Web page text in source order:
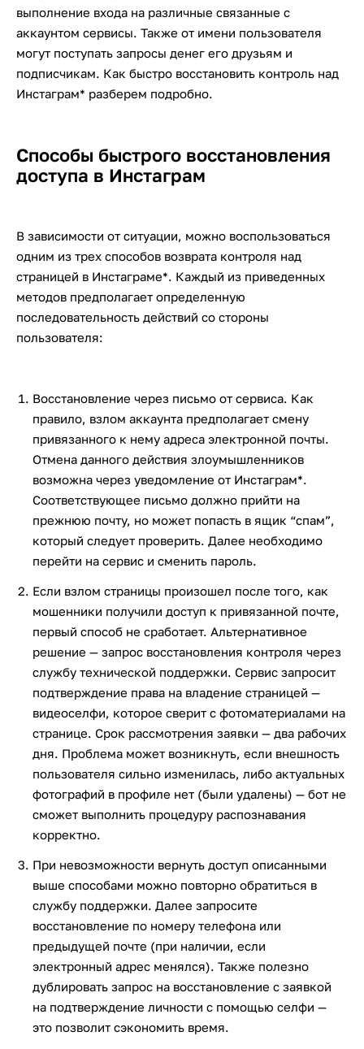
выполнение входа на различные связанные с
аккаунтом сервисы. Также от имени пользователя
могут поступать запросы денег его друзьям и
подписчикам. Как быстро восстановить контроль над
Инстаграм* разберем подробно.
Способы быстрого восстановления
доступа в Инстаграм
В зависимости от ситуации, можно воспользоваться
одним из трех способов возврата контроля над
страницей в Инстаграме*. Каждый из приведенных
методов предполагает определенную
последовательность действий со стороны
пользователя:
Восстановление через письмо от сервиса. Как
правило, взлом аккаунта предполагает смену
привязанного к нему адреса электронной почты.
Отмена данного действия злоумышленников
возможна через уведомление от Инстаграм*.
Соответствующее письмо должно прийти на
прежнюю почту, но может попасть в ящик “спам”,
который следует проверить. Далее необходимо
перейти на сервис и сменить пароль.
Если взлом страницы произошел после того, как
мошенники получили доступ к привязанной почте,
первый способ не сработает. Альтернативное
решение — запрос восстановления контроля через
службу технической поддержки. Сервис запросит
подтверждение права на владение страницей —
видеоселфи, которое сверит с фотоматериалами на
странице. Срок рассмотрения заявки — два рабочих
дня. Проблема может возникнуть, если внешность
пользователя сильно изменилась, либо актуальных
фотографий в профиле нет (были удалены) — бот не
сможет выполнить процедуру распознавания
корректно.
При невозможности вернуть доступ описанными
выше способами можно повторно обратиться в
службу поддержки. Далее запросите
восстановление по номеру телефона или
предыдущей почте (при наличии, если
электронный адрес менялся). Также полезно
дублировать запрос на восстановление с заявкой
на подтверждение личности с помощью селфи —
это позволит сэкономить время.